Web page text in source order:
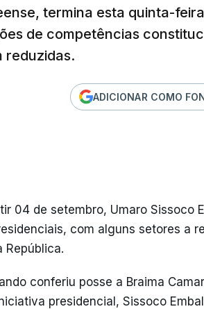
termina esta quinta-
de competências
reduzidas.
ADICIONAR COMO
04 de setembro, Umaro Sissoco
com alguns setores a
República.
conferiu posse a Braima
presidencial, Sissoco